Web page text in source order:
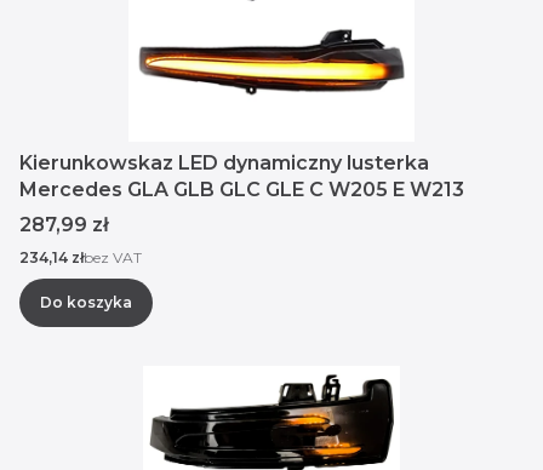
Kierunkowskaz LED dynamiczny lusterka
Mercedes GLA GLB GLC GLE C W205 E W213
Cena
287,99 zł
Cena
234,14 złbez VAT
Do koszyka